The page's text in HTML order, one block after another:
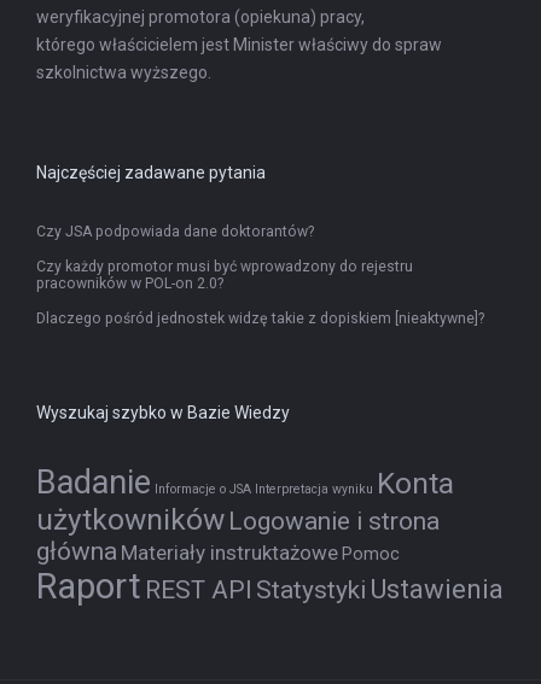
weryfikacyjnej promotora (opiekuna) pracy,
którego właścicielem jest Minister właściwy do spraw
szkolnictwa wyższego.
Najczęściej zadawane pytania
Czy JSA podpowiada dane doktorantów?
Czy każdy promotor musi być wprowadzony do rejestru
pracowników w POL-on 2.0?
Dlaczego pośród jednostek widzę takie z dopiskiem [nieaktywne]?
Wyszukaj szybko w Bazie Wiedzy
Badanie Informacje o JSA Interpretacja wyniku Konta
użytkowników Logowanie i strona
główna Materiały instruktażowe Pomoc
Raport REST API Statystyki Ustawienia